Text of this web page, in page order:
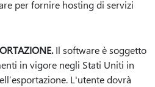
per fornire hosting di servizi
Il software è soggetto
in vigore negli Stati Uniti in
L'utente dovrà